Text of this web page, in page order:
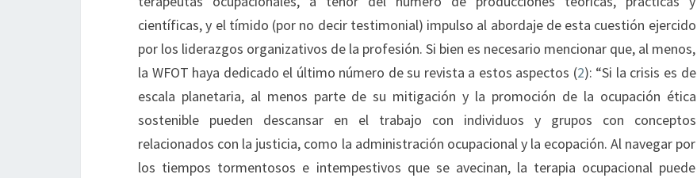
científicas, y el tímido (por no decir testimonial) impulso al abordaje de esta cuestión ejercido
por los liderazgos organizativos de la profesión. Si bien es necesario mencionar que, al menos,
la WFOT haya dedicado el último número de su revista a estos aspectos (2): “Si la crisis es de
escala planetaria, al menos parte de su mitigación y la promoción de la ocupación ética
sostenible pueden descansar en el trabajo con individuos y grupos con conceptos
relacionados con la justicia, como la administración ocupacional y la ecopación. Al navegar por
los tiempos tormentosos e intempestivos que se avecinan, la terapia ocupacional puede